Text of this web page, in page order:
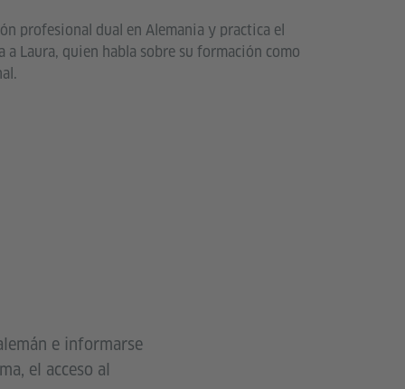
profesional dual en Alemania y practica el
a Laura, quien habla sobre su formación como
e informarse
el acceso al